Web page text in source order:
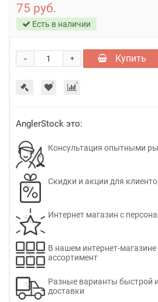
75 руб.
Есть в наличии
+
- Купить
AnglerStock это:
Консультация опытными
Скидки и акции для
Интернет магазин с
В нашем интернет-
ассортимент
Разные варианты быстрой
доставки